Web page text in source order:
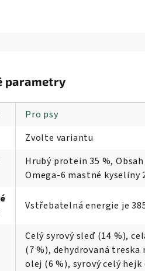
parametry
Pro psy
Zvolte variantu
Hrubý protein 35 %,
Omega-6 mastné kyseliny
Vstřebatelná energie je
Celý syrový sleď (14 %),
(7 %), dehydrovaná treska
olej (6 %), syrový celý